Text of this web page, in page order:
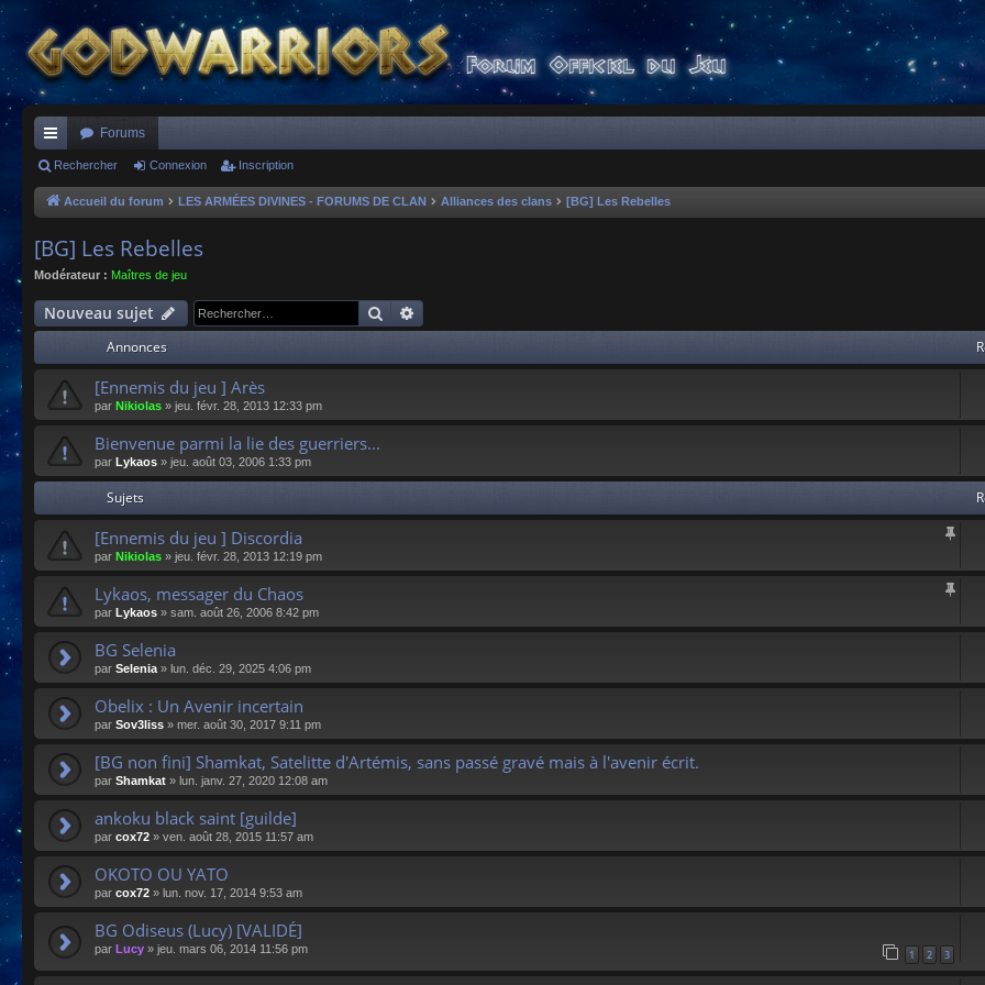
ac
co
s
Forums
Rechercher Connexion Inscription
Accueil du forum LES ARMÉES DIVINES - FORUMS DE CLAN Alliances des clans [BG] Les Rebelles
[BG] Les Rebelles
Modérateur : Maîtres de jeu
Nouveau sujet Rechercher
Annonces
[Ennemis du jeu ] Arès
par Nikiolas » jeu. févr. 28, 2013 12:33 pm
Bienvenue parmi la lie des guerriers...
par Lykaos » jeu. août 03, 2006 1:33 pm
Sujets
[Ennemis du jeu ] Discordia
par Nikiolas » jeu. févr. 28, 2013 12:19 pm
Lykaos, messager du Chaos
par Lykaos » sam. août 26, 2006 8:42 pm
BG Selenia
par Selenia» lun. déc. 29, 2025 4:06 pm
Obelix : Un Avenir incertain
par Sov3liss » mer. août 30, 2017 9:11 pm
[BG non fini] Shamkat, Satelitte d'Artémis, sans passé gravé mais à l'avenir écrit.
par Shamkat » lun. janv. 27, 2020 12:08 am
ankoku black saint [guilde]
par cox72 » ven. août 28, 2015 11:57 am
OKOTO OU YATO
par cox72 » lun. nov. 17, 2014 9:53 am
BG Odiseus (Lucy) [VALIDÉ]
par Lucy » jeu. mars 06, 2014 11:56 pm 1 2 3